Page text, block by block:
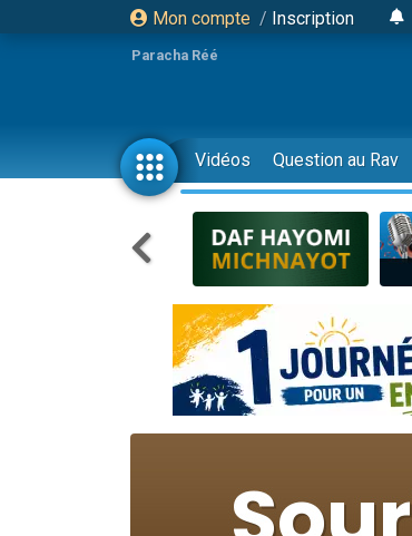
Mon compte / Inscription
Paracha Réé
Vidéos Question au Rav